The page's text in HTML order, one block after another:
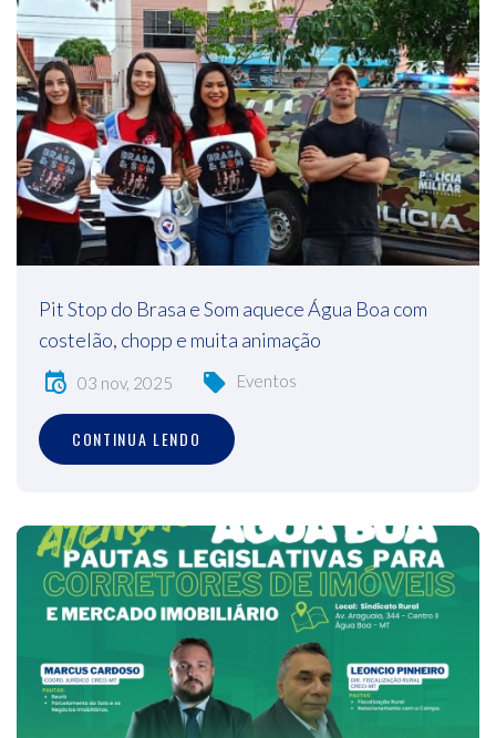
Pit Stop do Brasa e Som aquece Água Boa com
costelão, chopp e muita animação
03 nov, 2025 Eventos
CONTINUA LENDO